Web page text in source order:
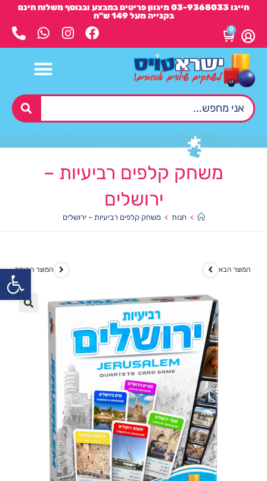
חייגו 03-9368033 מיגוון פריטים במבצע ובנוסף משלוח חינם
בקנייה מעל 149 ש"ח
0
משחק קלפים רביעיות –
ירושלים
> חנות > משחק קלפים רביעיות – ירושלים
המוצר הקודם המוצר הבא